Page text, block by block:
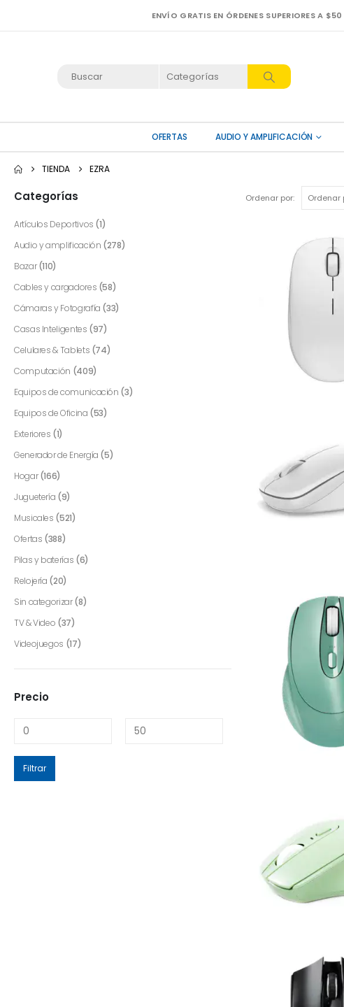
ENVÍO GRATIS EN ÓRDENES SUPERIORES A $50
OFERTAS AUDIO Y AMPLIFICACIÓN
TIENDA EZRA
Ordenar por:
Categorías
Artículos Deportivos (1)
Audio y amplificación (278)
Bazar (110)
Cables y cargadores (58)
Cámaras y Fotografía (33)
Casas Inteligentes (97)
Celulares & Tablets (74)
Computación (409)
Equipos de comunicación (3)
Equipos de Oficina (53)
Exteriores (1)
Generador de Energía (5)
Hogar (166)
Juguetería (9)
Musicales (521)
Ofertas (388)
Pilas y baterías (6)
Relojería (20)
Sin categorizar(8)
TV & Video (37)
Videojuegos (17)
Precio
Filtrar